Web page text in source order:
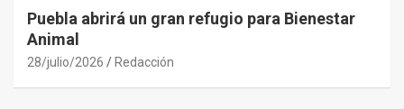
Puebla abrirá un gran refugio para Bienestar
Animal
28/julio/2026 Redacción